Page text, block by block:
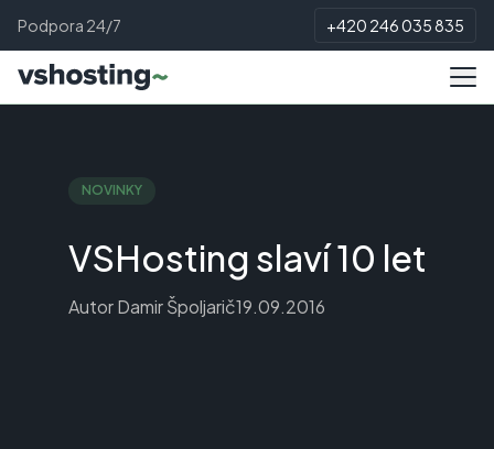
Podpora 24/7 +420 246 035 835
NOVINKY
VSHosting slaví 10 let
Autor Damir Špoljarič19.09.2016